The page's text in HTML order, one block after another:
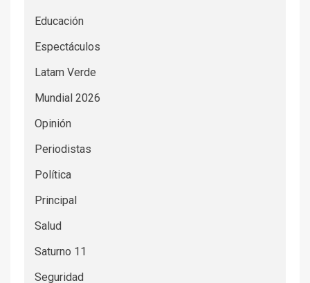
Educación
Espectáculos
Latam Verde
Mundial 2026
Opinión
Periodistas
Política
Principal
Salud
Saturno 11
Seguridad